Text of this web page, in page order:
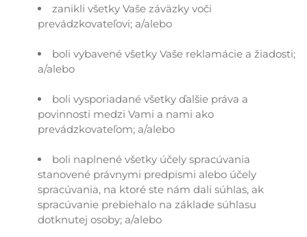
zanikli všetky Vaše záväzky voči
prevádzkovateľovi; a/alebo
boli vybavené všetky Vaše reklamácie a žiadosti;
a/alebo
boli vysporiadané všetky ďalšie práva a
povinnosti medzi Vami a nami ako
prevádzkovateľom; a/alebo
boli naplnené všetky účely spracúvania
stanovené právnymi predpismi alebo účely
spracúvania, na ktoré ste nám dali súhlas, ak
spracúvanie prebiehalo na základe súhlasu
dotknutej osoby; a/alebo